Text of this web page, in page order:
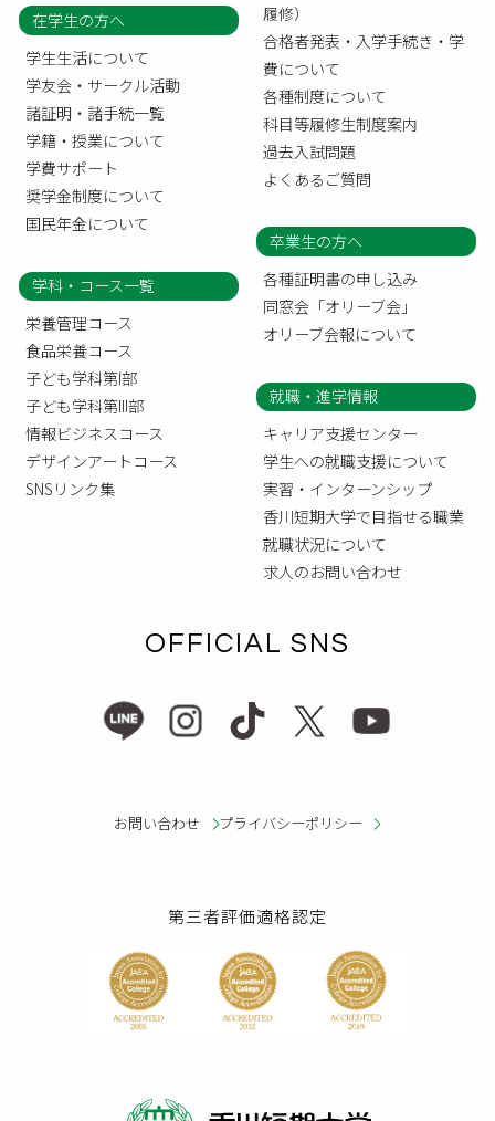
履修）
合格者発表・入学手続き・学
費について
各種制度について
科目等履修生制度案内
過去入試問題
よくあるご質問
在学生の方へ
学生生活について
学友会・サークル活動
諸証明・諸手続一覧
学籍・授業について
学費サポート
奨学金制度について
国民年金について
卒業生の方へ
各種証明書の申し込み
同窓会「オリーブ会」
オリーブ会報について
学科・コース一覧
栄養管理コース
食品栄養コース
子ども学科第I部
子ども学科第III部
情報ビジネスコース
デザインアートコース
SNSリンク集
就職・進学情報
キャリア支援センター
学生への就職支援について
実習・インターンシップ
香川短期大学で目指せる職業
就職状況について
求人のお問い合わせ
OFFICIAL SNS
お問い合わせ プライバシーポリシー
第三者評価適格認定